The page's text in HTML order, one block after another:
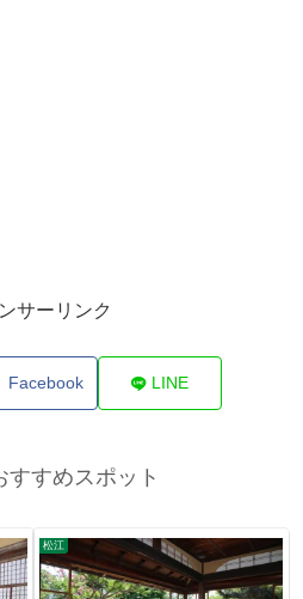
サーリンク
Facebook LINE
すすめスポット
松江